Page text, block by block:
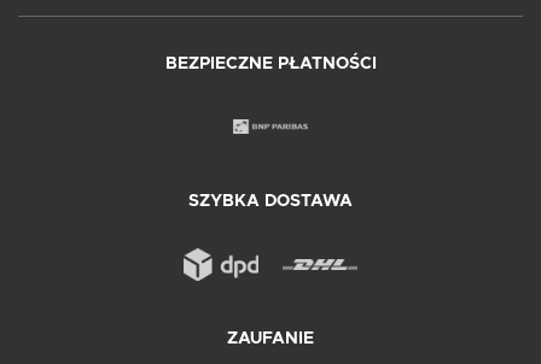
BEZPIECZNE PŁATNOŚCI
SZYBKA DOSTAWA
ZAUFANIE